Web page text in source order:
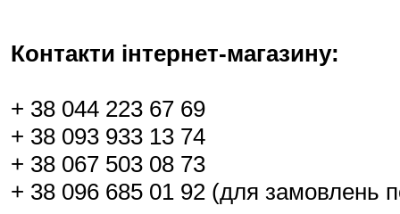
Контакти інтернет-магазину:
+ 38 044 223 67 69
+ 38 093 933 13 74
+ 38 067 503 08 73
+ 38 096 685 01 92 (для замовлень